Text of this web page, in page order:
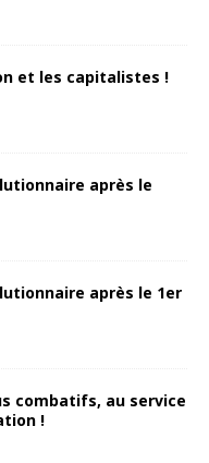
et les capitalistes !
après le
après le 1er
combatifs, au service
!